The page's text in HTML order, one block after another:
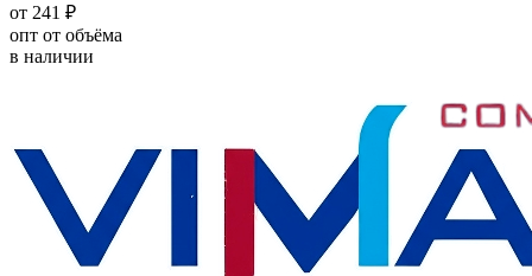
от 241 ₽
опт от объёма
в наличии